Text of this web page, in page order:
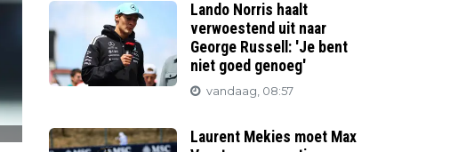
Lando Norris haalt
verwoestend uit naar
George Russell: 'Je bent
niet goed genoeg'
vandaag, 08:57
Laurent Mekies moet Max